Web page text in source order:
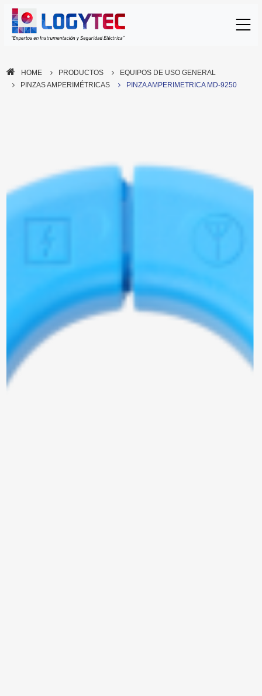
HOME PRODUCTOS
EQUIPOS DE USO GENERAL
PINZAS AMPERIMÉTRICAS
PINZA AMPERIMETRICA MD-9250